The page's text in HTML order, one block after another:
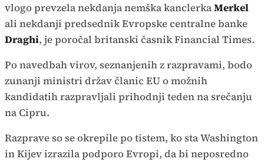
vlogo prevzela nekdanja nemška kanclerkaMerkel
ali nekdanji predsednik Evropske centralne banke
Draghi, je poročal britanski časnik Financial Times.
Po navedbah virov, seznanjenih z razpravami, bodo
zunanji ministri držav članic EU o možnih
kandidatih razpravljali prihodnji teden na srečanju
na Cipru.
Razprave so se okrepile po tistem, ko sta Washington
in Kijev izrazila podporo Evropi, da bi neposredno